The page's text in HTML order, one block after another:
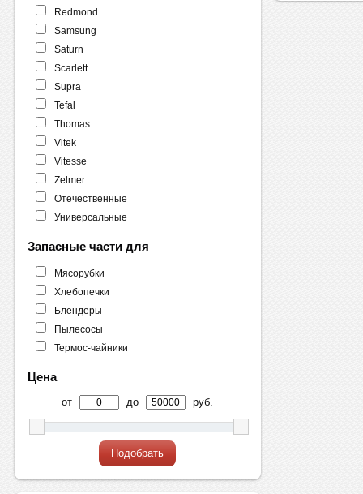
Redmond
Samsung
Saturn
Scarlett
Supra
Tefal
Thomas
Vitek
Vitesse
Zelmer
Отечественные
Универсальные
Запасные части для
Мясорубки
Хлебопечки
Блендеры
Пылесосы
Термос-чайники
Цена
от до руб.
Подобрать